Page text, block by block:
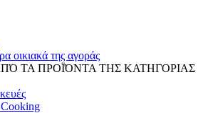
οικιακά της αγοράς
ΤΑ ΠΡΟΪΌΝΤΑ ΤΗΣ ΚΑΤΗΓΟΡΙΑΣ